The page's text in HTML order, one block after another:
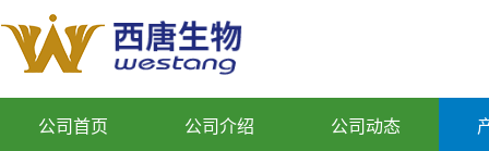
公司首页 公司介绍 公司动态